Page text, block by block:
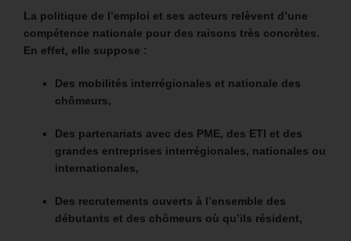
La politique de l’emploi et ses acteurs relèvent d’une
compétence nationale pour des raisons très concrètes.
En effet, elle suppose :
Des mobilités interrégionales et nationale des
chômeurs,
Des partenariats avec des PME, des ETI et des
grandes entreprises interrégionales, nationales ou
internationales,
Des recrutements ouverts à l’ensemble des
débutants et des chômeurs où qu’ils résident,